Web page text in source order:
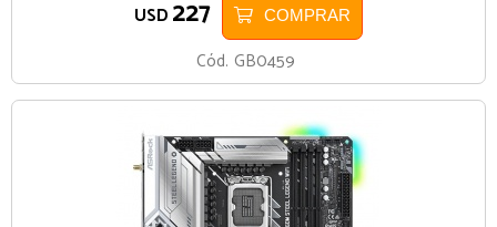
USD 227 COMPRAR
Cód. GB0459